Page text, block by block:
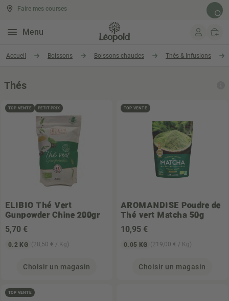
Aller au contenu
Menu
Faire mes courses
Accueil Boissons Boissons chaudes Thés & Infusions
Thés
TOP VENTE PETIT PRIX
ELIBIO Thé Vert
Gunpowder Chine 200gr
5,70 €
0.2 KG (28,50 € / Kg)
Choisir un magasin
TOP VENTE
AROMANDISE Poudre de
Thé vert Matcha 50g
10,95 €
0.05 KG (219,00 € / Kg)
Choisir un magasin
TOP VENTE